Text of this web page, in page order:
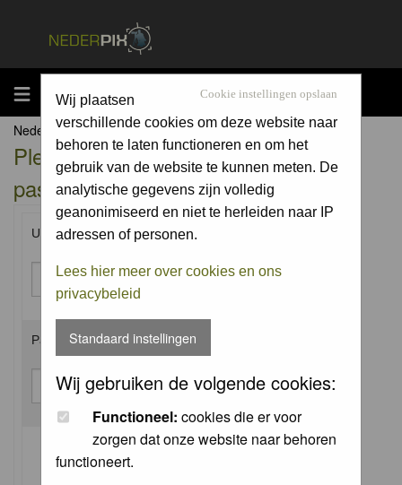
MENU Cookie instellingen opslaan
Wij plaatsen
verschillende cookies om deze website naar
behoren te laten functioneren en om het
gebruik van de website te kunnen meten. De
analytische gegevens zijn volledig
geanonimiseerd en niet te herleiden naar IP
adressen of personen.
Lees hier meer over cookies en ons
privacybeleid
Standaard instellingen
Wij gebruiken de volgende cookies:
Functioneel: cookies die er voor
zorgen dat onze website naar behoren
functioneert.
Nederpix.nl Forum Index
Please enter your username and
password to log in.
Username:
Password:
Log me on automatically each visit: